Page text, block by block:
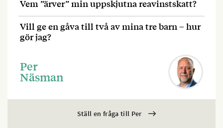
Vem ”ärver” min uppskjutna reavinstskatt?
Vill ge en gåva till två av mina tre barn – hur
gör jag?
Per
Näsman
Ställ en fråga till Per